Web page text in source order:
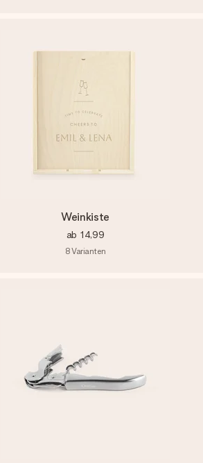
Weinkiste
ab 14,99
8Varianten